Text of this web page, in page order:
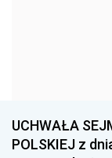
1939
UCHWAŁA
POLSKIEJ z